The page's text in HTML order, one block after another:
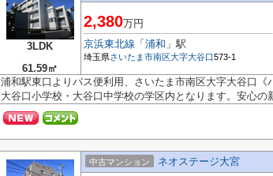
3LDK
61.59㎡
2,380万円
京浜東北線 「 浦和 」駅
埼玉県さいたま市南区大字大谷口573-1
浦和駅東口よりバス便利用、さいたま市南区大字大谷口
大谷口小学校・大谷口中学校の学区内となります。安心の
中古マンション ネオステージ大宮